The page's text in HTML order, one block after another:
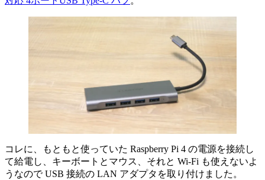
コレに、もともと使っていた Raspberry Pi 4 の電源を接続し
て給電し、キーボートとマウス、それと Wi-Fi も使えないよ
うなので USB 接続の LAN アダプタを取り付けました。